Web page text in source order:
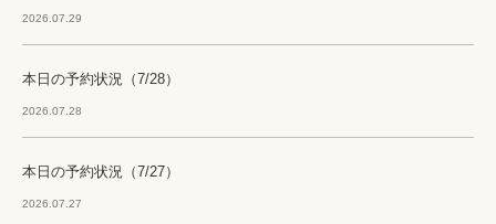
2026.07.29
本日の予約状況（7/28）
2026.07.28
本日の予約状況（7/27）
2026.07.27